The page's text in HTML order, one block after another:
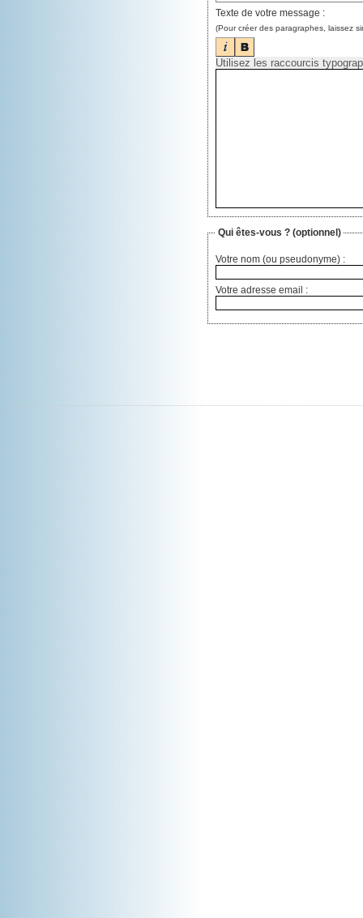
Texte de votre message :
(Pour créer des paragraphes, laissez
Qui êtes-vous ? (optionnel)
Votre nom (ou pseudonyme) :
Votre adresse email :